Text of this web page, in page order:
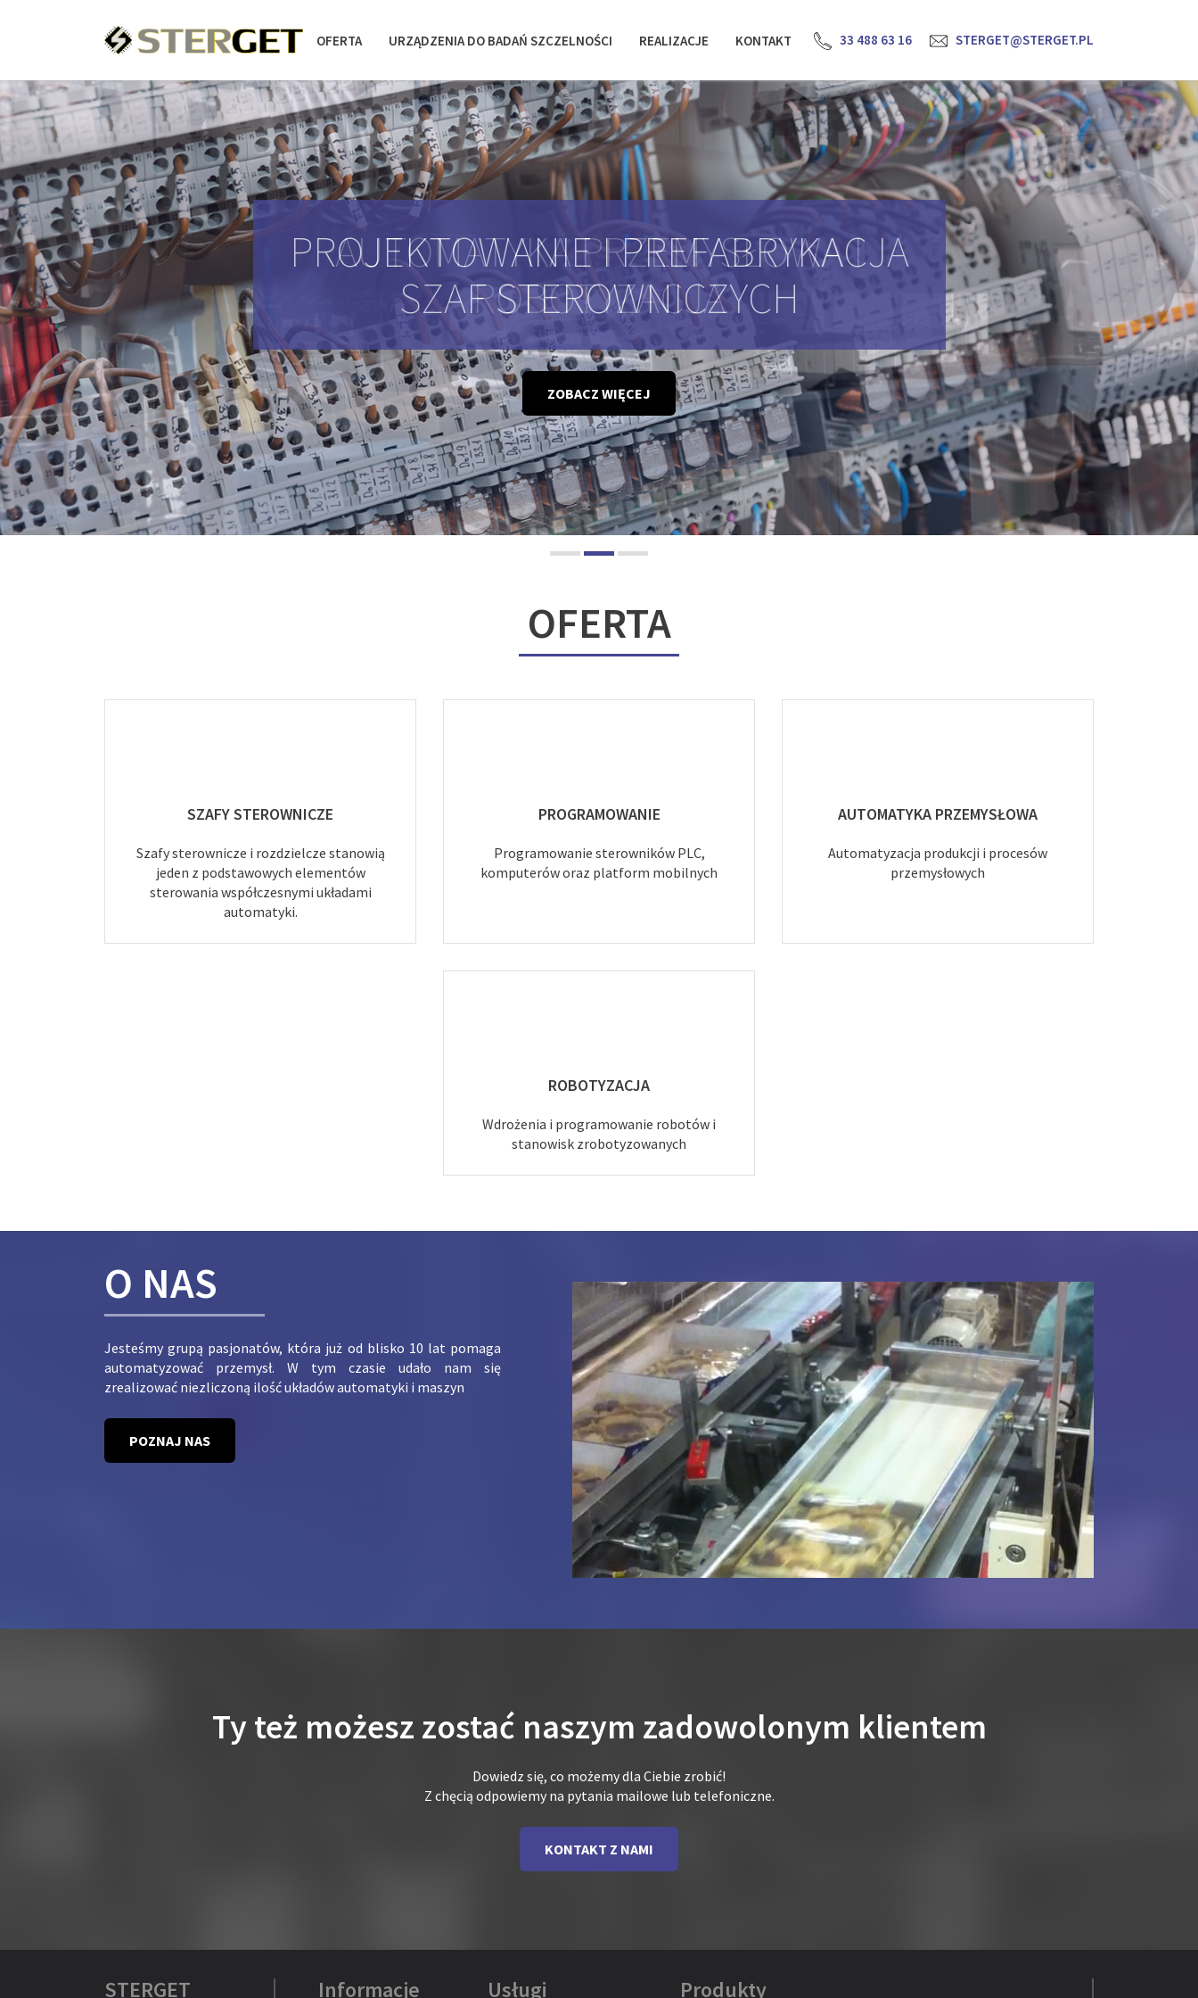
OFERTA URZĄDZENIA DO BADAŃ SZCZELNOŚCI REALIZACJE KONTAKT 33 488 63 16 STERGET@STERGET.PL
PROJEKTOWANIE I PREFABRYKACJA
SZAF STEROWNICZYCH
ZOBACZ WIĘCEJ
OFERTA
SZAFY STEROWNICZE
Szafy sterownicze i rozdzielcze stanowią
jeden z podstawowych elementów
sterowania współczesnymi układami
automatyki.
PROGRAMOWANIE
Programowanie sterowników PLC,
komputerów oraz platform mobilnych
AUTOMATYKA PRZEMYSŁOWA
Automatyzacja produkcji i procesów
przemysłowych
ROBOTYZACJA
Wdrożenia i programowanie robotów i
stanowisk zrobotyzowanych
O NAS
Jesteśmy grupą pasjonatów, która już od blisko 10 lat pomaga
automatyzować przemysł. W tym czasie udało nam się
zrealizować niezliczoną ilość układów automatyki i maszyn
POZNAJ NAS
Ty też możesz zostać naszym zadowolonym klientem
Dowiedz się, co możemy dla Ciebie zrobić!
Z chęcią odpowiemy na pytania mailowe lub telefoniczne.
KONTAKT Z NAMI
STERGET Informacje Usługi Produkty